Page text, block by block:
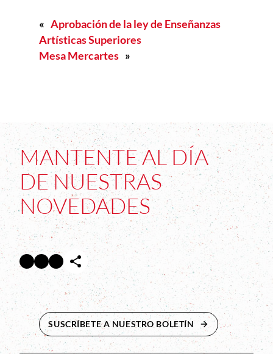
« Aprobación de la ley de Enseñanzas
Artísticas Superiores
Mesa Mercartes »
MANTENTE AL DÍA
DE NUESTRAS
NOVEDADES
Facebook Abre en nueva ventana
Twitter Abre en nueva ventana
InstagramAbre en nueva ventana
SUSCRÍBETE A NUESTRO BOLETÍN ABRE EN NUEVA